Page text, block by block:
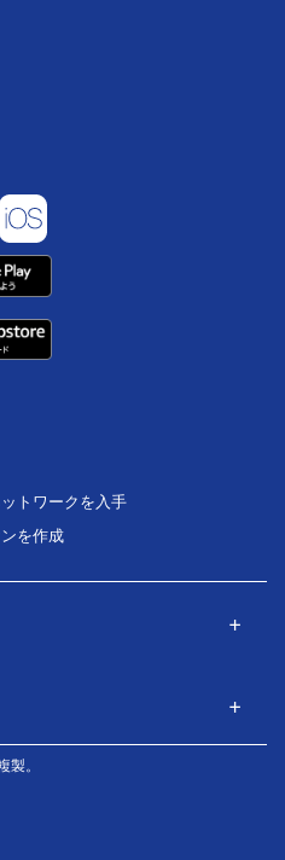
トワークを入手
を作成
。